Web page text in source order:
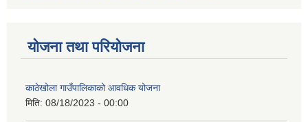
योजना तथा परियोजना
काठेखोला गाउँपालिकाको आवधिक योजना
मिति: 08/18/2023 - 00:00